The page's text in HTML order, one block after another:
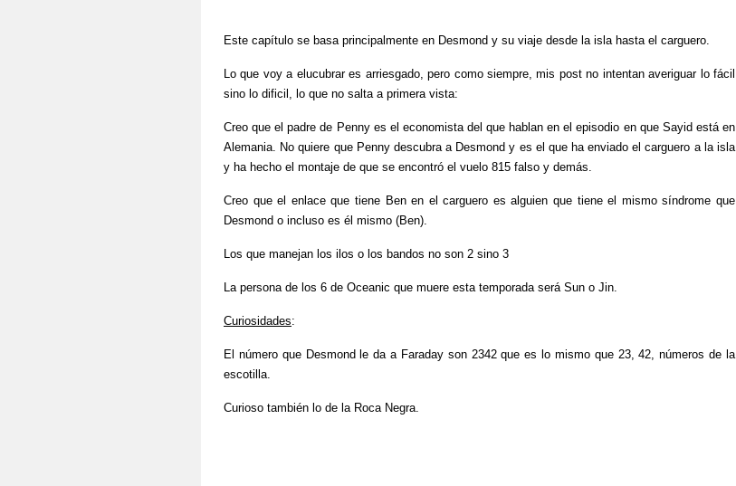
Este capítulo se basa principalmente en Desmond y su viaje desde la isla hasta el carguero.
Lo que voy a elucubrar es arriesgado, pero como siempre, mis post no intentan averiguar lo fácil
sino lo dificil, lo que no salta a primera vista:
Creo que el padre de Penny es el economista del que hablan en el episodio en que Sayid está en
Alemania. No quiere que Penny descubra a Desmond y es el que ha enviado el carguero a la isla
y ha hecho el montaje de que se encontró el vuelo 815 falso y demás.
Creo que el enlace que tiene Ben en el carguero es alguien que tiene el mismo síndrome que
Desmond o incluso es él mismo (Ben).
Los que manejan los ilos o los bandos no son 2 sino 3
La persona de los 6 de Oceanic que muere esta temporada será Sun o Jin.
Curiosidades:
El número que Desmond le da a Faraday son 2342 que es lo mismo que 23, 42, números de la
escotilla.
Curioso también lo de la Roca Negra.